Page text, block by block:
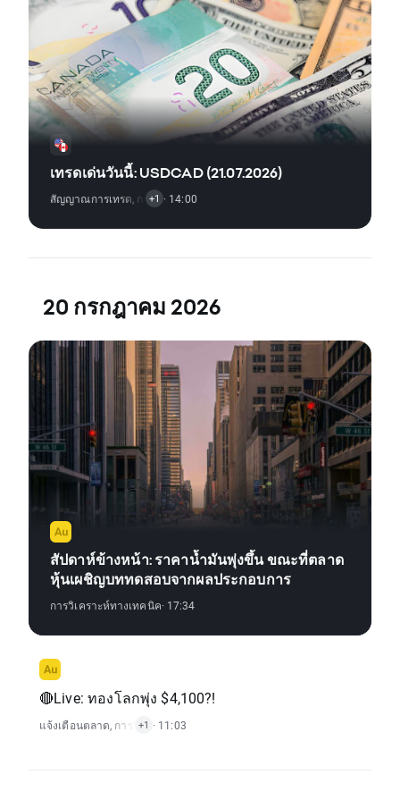
เทรดเด่นวันนี้: USDCAD (21.07.2026)
สัญญาณการเทรด การวิเคราะห์ทางเทคนิค
+1 · 14:00
20 กรกฎาคม 2026
สัปดาห์ข้างหน้า: ราคาน้ำมันพุ่งขึ้น ขณะที่ตลาด
หุ้นเผชิญบททดสอบจากผลประกอบการ
การวิเคราะห์ทางเทคนิค· 17:34
🔴Live: ทองโลกพุ่ง $4,100?!
แจ้งเตือนตลาด, การวิเคราะห์ทางเทคนิค
+1 · 11:03